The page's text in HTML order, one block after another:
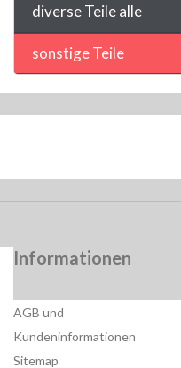
diverse Teile alle
sonstige Teile
Informationen
AGB und
Kundeninformationen
Sitemap